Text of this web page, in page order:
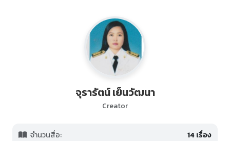
จุรารัตน์ เย็นวัฒนา
Creator
จำนวนสื่อ:
14 เรื่อง